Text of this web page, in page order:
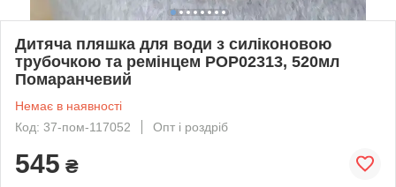
Дитяча пляшка для води з силіконовою
трубочкою та ремінцем POP02313, 520мл
Помаранчевий
Немає в наявності
Код: 37-пом-117052
Опт і роздріб
545 ₴